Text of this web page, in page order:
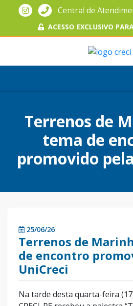
Central de
ACESSO EXCLUSIVO
Terrenos de
tema de
promovido
25/06/26
Terrenos de
de encontro
UniCreci
Na tarde desta quarta-feira